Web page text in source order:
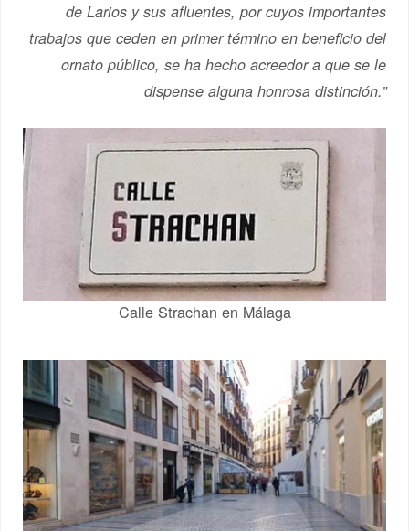
de Larios y sus afluentes, por cuyos importantes
trabajos que ceden en primer término en beneficio del
ornato público, se ha hecho acreedor a que se le
dispense alguna honrosa distinción.”
Calle Strachan en Málaga